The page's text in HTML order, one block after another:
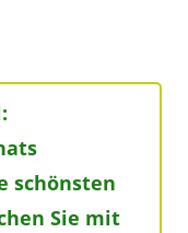
schönsten
Sie mit